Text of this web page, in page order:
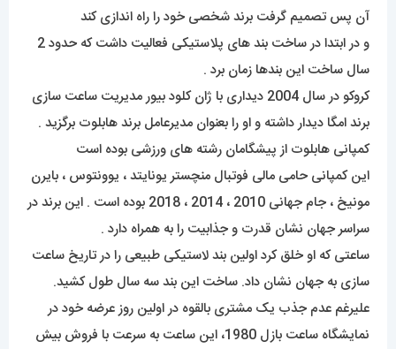
آن پس تصمیم گرفت برند شخصی خود را راه اندازی کند
و در ابتدا در ساخت بند های پلاستیکی فعالیت داشت که حدود 2
سال ساخت این بندها زمان برد .
کروکو در سال 2004 دیداری با ژان کلود بیور مدیریت ساعت سازی
برند امگا دیدار داشته و او را بعنوان مدیرعامل برند هابلوت برگزید .
کمپانی هابلوت از پیشگامان رشته های ورزشی بوده است
این کمپانی حامی مالی فوتبال منچستر یونایتد ، یوونتوس ، بایرن
مونیخ ، جام جهانی 2010 ، 2014 ، 2018 بوده است . این برند در
سراسر جهان نشان قدرت و جذابیت را به همراه دارد .
ساعتی که او خلق کرد اولین بند لاستیکی طبیعی را در تاریخ ساعت
سازی به جهان نشان داد. ساخت این بند سه سال طول کشید.
علیرغم عدم جذب یک مشتری بالقوه در اولین روز عرضه خود در
نمایشگاه ساعت بازل 1980، این ساعت به سرعت با فروش بیش